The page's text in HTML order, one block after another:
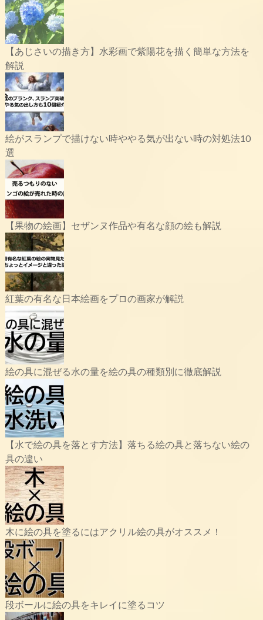
【あじさいの描き方】水彩画で紫陽花を描く簡単な方法を
解説
絵がスランプで描けない時ややる気が出ない時の対処法10
選
【果物の絵画】セザンヌ作品や有名な顔の絵も解説
紅葉の有名な日本絵画をプロの画家が解説
絵の具に混ぜる水の量を絵の具の種類別に徹底解説
【水で絵の具を落とす方法】落ちる絵の具と落ちない絵の
具の違い
木に絵の具を塗るにはアクリル絵の具がオススメ！
段ボールに絵の具をキレイに塗るコツ